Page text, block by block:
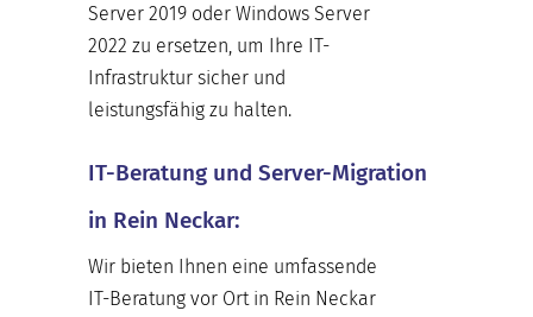
Server 2019 oder Windows Server
2022 zu ersetzen, um Ihre IT-
Infrastruktur sicher und
leistungsfähig zu halten.
IT-Beratung und Server-Migration
in Rein Neckar:
Wir bieten Ihnen eine umfassende
IT-Beratung vor Ort in Rein Neckar